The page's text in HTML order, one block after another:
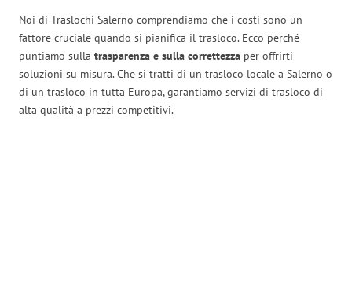
Noi di Traslochi Salerno comprendiamo che i costi sono un
fattore cruciale quando si pianifica il trasloco. Ecco perché
puntiamo sulla trasparenza e sulla correttezza per offrirti
soluzioni su misura. Che si tratti di un trasloco locale a Salerno o
di un trasloco in tutta Europa, garantiamo servizi di trasloco di
alta qualità a prezzi competitivi.